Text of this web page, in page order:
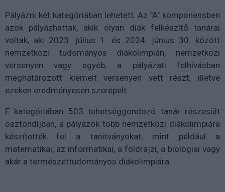
Pályázni két kategóriában lehetett. Az "A" komponensben
azok pályázhattak, akik olyan diák felkészítő tanárai
voltak, aki 2023. július 1. és 2024. június 30. között
nemzetközi tudományos diákolimpián, nemzetközi
versenyen vagy egyéb, a pályázati felhívásban
meghatározott kiemelt versenyen vett részt, illetve
ezeken eredményesen szerepelt.
E kategóriában 503 tehetséggondozó tanár részesült
ösztöndíjban, a pályázók több nemzetközi diákolimpiára
készítették fel a tanítványokat, mint például a
matematikai, az informatikai, a földrajzi, a biológiai vagy
akár a természettudományos diákolimpiára.